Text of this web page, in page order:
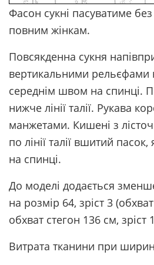
Фасон сукні пасуватиме
повним жінкам.
Повсякденна сукня
вертикальними рельєфами
середнім швом на спинці.
нижче лінії талії. Рукава
манжетами. Кишені з
по лінії талії вшитий пасок,
на спинці.
До моделі додається
на розмір 64, зріст 3
обхват стегон 136 см, зріст
Витрата тканини при